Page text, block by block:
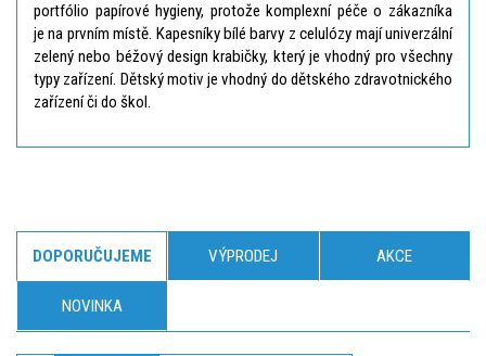
portfólio papírové hygieny, protože komplexní péče o zákazníka
je na prvním místě. Kapesníky bílé barvy z celulózy mají univerzální
zelený nebo béžový design krabičky, který je vhodný pro všechny
typy zařízení. Dětský motiv je vhodný do dětského zdravotnického
zařízení či do škol.
DOPORUČUJEME VÝPRODEJ AKCE
NOVINKA